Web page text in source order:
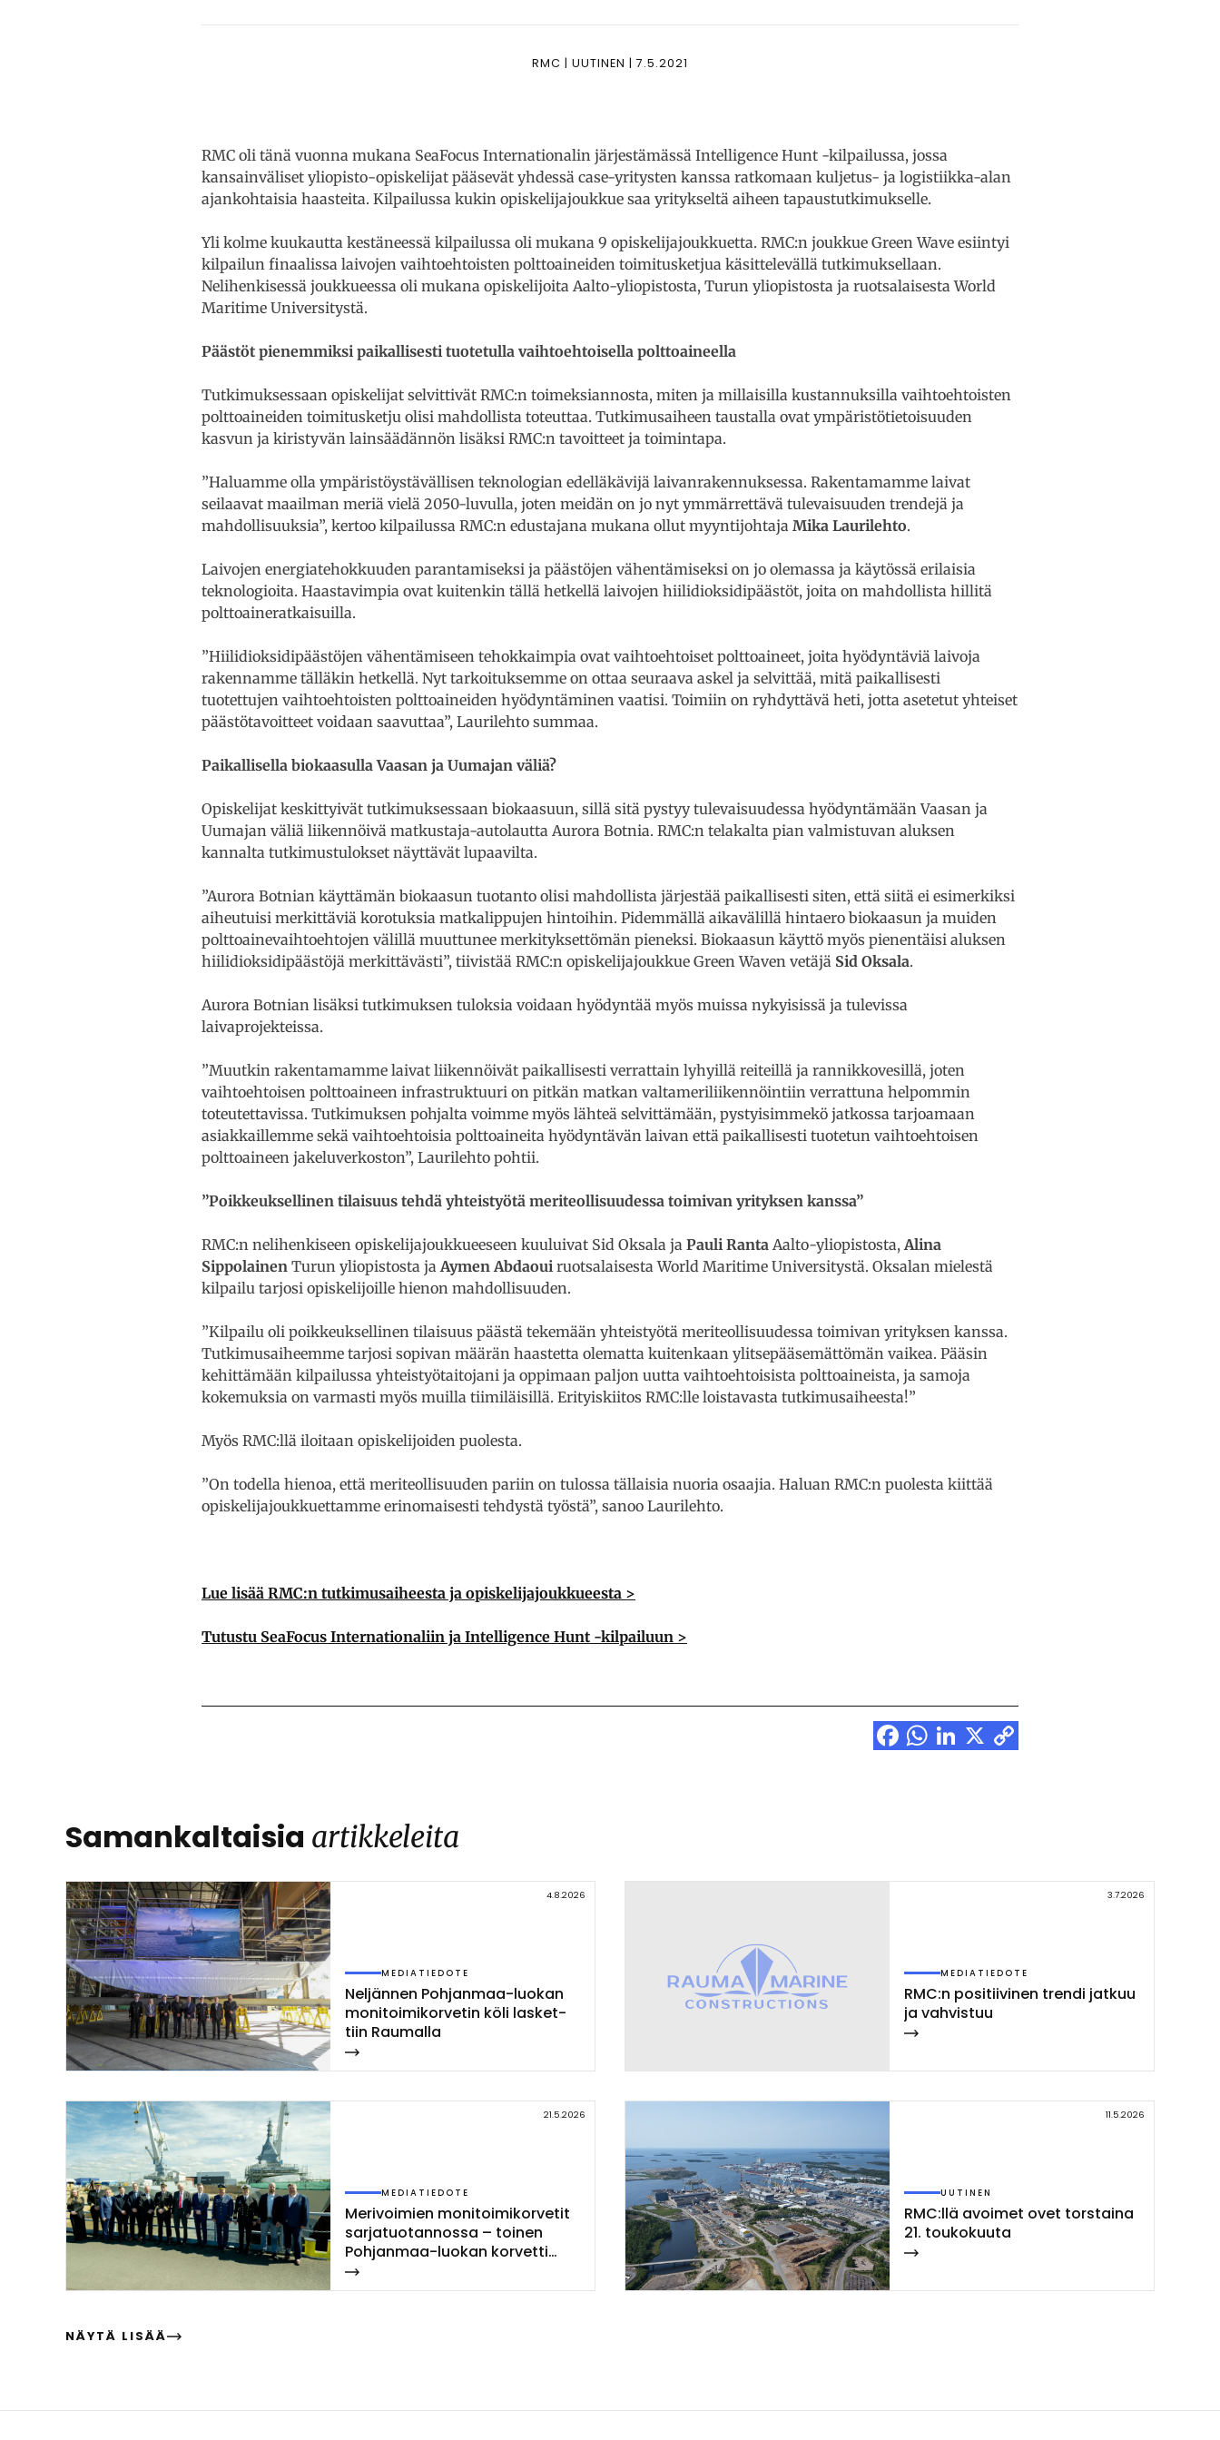
RMC | UUTINEN | 7.5.2021
RMC oli tänä vuonna mukana SeaFocus Internationalin järjestämässä Intelligence Hunt -kilpailussa, jossa
kansainväliset yliopisto-opiskelijat pääsevät yhdessä case-yritysten kanssa ratkomaan kuljetus- ja logistiikka-alan
ajankohtaisia haasteita. Kilpailussa kukin opiskelijajoukkue saa yritykseltä aiheen tapaustutkimukselle.
Yli kolme kuukautta kestäneessä kilpailussa oli mukana 9 opiskelijajoukkuetta. RMC:n joukkue Green Wave esiintyi
kilpailun finaalissa laivojen vaihtoehtoisten polttoaineiden toimitusketjua käsittelevällä tutkimuksellaan.
Nelihenkisessä joukkueessa oli mukana opiskelijoita Aalto-yliopistosta, Turun yliopistosta ja ruotsalaisesta World
Maritime Universitystä.
Päästöt pienemmiksi paikallisesti tuotetulla vaihtoehtoisella polttoaineella
Tutkimuksessaan opiskelijat selvittivät RMC:n toimeksiannosta, miten ja millaisilla kustannuksilla vaihtoehtoisten
polttoaineiden toimitusketju olisi mahdollista toteuttaa. Tutkimusaiheen taustalla ovat ympäristötietoisuuden
kasvun ja kiristyvän lainsäädännön lisäksi RMC:n tavoitteet ja toimintapa.
”Haluamme olla ympäristöystävällisen teknologian edelläkävijä laivanrakennuksessa. Rakentamamme laivat
seilaavat maailman meriä vielä 2050-luvulla, joten meidän on jo nyt ymmärrettävä tulevaisuuden trendejä ja
mahdollisuuksia”, kertoo kilpailussa RMC:n edustajana mukana ollut myyntijohtaja Mika Laurilehto.
Laivojen energiatehokkuuden parantamiseksi ja päästöjen vähentämiseksi on jo olemassa ja käytössä erilaisia
teknologioita. Haastavimpia ovat kuitenkin tällä hetkellä laivojen hiilidioksidipäästöt, joita on mahdollista hillitä
polttoaineratkaisuilla.
”Hiilidioksidipäästöjen vähentämiseen tehokkaimpia ovat vaihtoehtoiset polttoaineet, joita hyödyntäviä laivoja
rakennamme tälläkin hetkellä. Nyt tarkoituksemme on ottaa seuraava askel ja selvittää, mitä paikallisesti
tuotettujen vaihtoehtoisten polttoaineiden hyödyntäminen vaatisi. Toimiin on ryhdyttävä heti, jotta asetetut yhteiset
päästötavoitteet voidaan saavuttaa”, Laurilehto summaa.
Paikallisella biokaasulla Vaasan ja Uumajan väliä?
Opiskelijat keskittyivät tutkimuksessaan biokaasuun, sillä sitä pystyy tulevaisuudessa hyödyntämään Vaasan ja
Uumajan väliä liikennöivä matkustaja-autolautta Aurora Botnia. RMC:n telakalta pian valmistuvan aluksen
kannalta tutkimustulokset näyttävät lupaavilta.
”Aurora Botnian käyttämän biokaasun tuotanto olisi mahdollista järjestää paikallisesti siten, että siitä ei esimerkiksi
aiheutuisi merkittäviä korotuksia matkalippujen hintoihin. Pidemmällä aikavälillä hintaero biokaasun ja muiden
polttoainevaihtoehtojen välillä muuttunee merkityksettömän pieneksi. Biokaasun käyttö myös pienentäisi aluksen
hiilidioksidipäästöjä merkittävästi”, tiivistää RMC:n opiskelijajoukkue Green Waven vetäjä Sid Oksala.
Aurora Botnian lisäksi tutkimuksen tuloksia voidaan hyödyntää myös muissa nykyisissä ja tulevissa
laivaprojekteissa.
”Muutkin rakentamamme laivat liikennöivät paikallisesti verrattain lyhyillä reiteillä ja rannikkovesillä, joten
vaihtoehtoisen polttoaineen infrastruktuuri on pitkän matkan valtameriliikennöintiin verrattuna helpommin
toteutettavissa. Tutkimuksen pohjalta voimme myös lähteä selvittämään, pystyisimmekö jatkossa tarjoamaan
asiakkaillemme sekä vaihtoehtoisia polttoaineita hyödyntävän laivan että paikallisesti tuotetun vaihtoehtoisen
polttoaineen jakeluverkoston”, Laurilehto pohtii.
”Poikkeuksellinen tilaisuus tehdä yhteistyötä meriteollisuudessa toimivan yrityksen kanssa”
RMC:n nelihenkiseen opiskelijajoukkueeseen kuuluivat Sid Oksala ja Pauli Ranta Aalto-yliopistosta,Alina
Sippolainen Turun yliopistosta jaAymen Abdaoui ruotsalaisesta World Maritime Universitystä. Oksalan mielestä
kilpailu tarjosi opiskelijoille hienon mahdollisuuden.
”Kilpailu oli poikkeuksellinen tilaisuus päästä tekemään yhteistyötä meriteollisuudessa toimivan yrityksen kanssa.
Tutkimusaiheemme tarjosi sopivan määrän haastetta olematta kuitenkaan ylitsepääsemättömän vaikea. Pääsin
kehittämään kilpailussa yhteistyötaitojani ja oppimaan paljon uutta vaihtoehtoisista polttoaineista, ja samoja
kokemuksia on varmasti myös muilla tiimiläisillä. Erityiskiitos RMC:lle loistavasta tutkimusaiheesta!”
Myös RMC:llä iloitaan opiskelijoiden puolesta.
”On todella hienoa, että meriteollisuuden pariin on tulossa tällaisia nuoria osaajia. Haluan RMC:n puolesta kiittää
opiskelijajoukkuettamme erinomaisesti tehdystä työstä”, sanoo Laurilehto.
Lue lisää RMC:n tutkimusaiheesta ja opiskelijajoukkueesta >
Tutustu SeaFocus Internationaliin ja Intelligence Hunt -kilpailuun >
Samankaltaisia artikkeleita
4.8.2026
MEDIATIEDOTE
Nel­jän­nen Poh­jan­maa-luo­kan
mo­ni­toi­mi­kor­ve­tin kö­li las­ket­
tiin Rau­mal­la
3.7.2026
MEDIATIEDOTE
RMC:n po­si­tii­vi­nen tren­di jat­kuu
ja vah­vis­tuu
21.5.2026
MEDIATIEDOTE
Me­ri­voi­mien mo­ni­toi­mi­kor­ve­tit
sar­ja­tuo­tan­nos­sa – toi­nen
Poh­jan­maa-luo­kan kor­vet­ti
las­ket­tiin ve­sil­le Rau­mal­la
11.5.2026
UUTINEN
RMC:llä avoi­met ovet tors­tai­na
21. tou­ko­kuu­ta
NÄYTÄ LISÄÄ